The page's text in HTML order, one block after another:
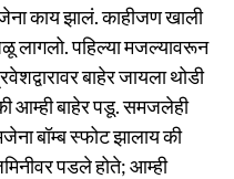
काय झालं. काहीजण खाली
लागलो. पहिल्या मजल्यावरून
बाहेर जायला थोडी
आम्ही बाहेर पडू. समजलेही
बॉम्ब स्फोट झालाय की
पडले होते; आम्ही